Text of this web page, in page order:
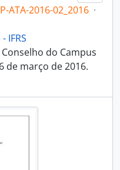
ATA-2016-02_2016 ·
IFRS
do Campus
de março de 2016.